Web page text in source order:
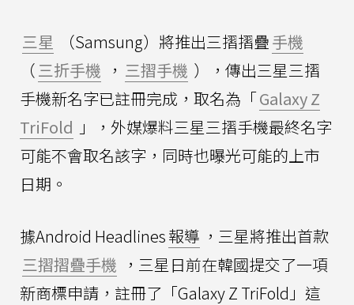
三星 （Samsung）將推出三摺摺疊手機
（三折手機 ， 三摺手機 ），傳出三星三摺
手機新名字已註冊完成，取名為「Galaxy Z
TriFold 」，外媒爆料三星三摺手機最終名字
可能不會取名該字，同時也曝光可能的上市
日期。
據Android Headlines報導 ，三星將推出首款
三摺摺疊手機 ，三星日前在韓國提交了一項
新商標申請，註冊了「Galaxy Z TriFold」這